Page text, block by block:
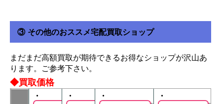
③ その他のおススメ宅配買取ショップ
まだまだ高額買取が期待できるお得なショップが沢山あ
ります。ご参考下さい。
◆買取価格
・
・
・
・